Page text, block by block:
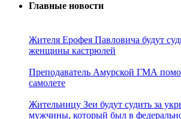
Главные новости
Жителя Ерофея Павловича будут
женщины кастрюлей
Преподаватель Амурской ГМА
самолете
Жительницу Зеи будут судить за
мужчины, который был в